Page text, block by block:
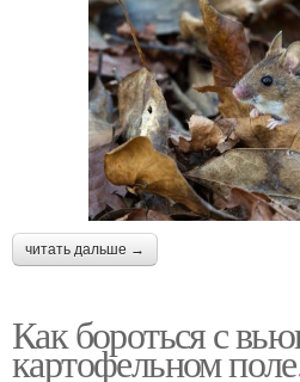
читать дальше →
Как бороться с
картофельном